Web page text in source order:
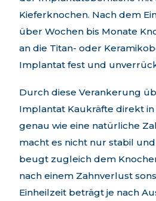
Kieferknochen. Nach dem
über Wochen bis Monate
an die Titan- oder
Implantat fest und
Durch diese Verankerung
Implantat Kaukräfte direkt in
genau wie eine natürliche
macht es nicht nur stabil
beugt zugleich dem
nach einem Zahnverlust
Einheilzeit beträgt je nach